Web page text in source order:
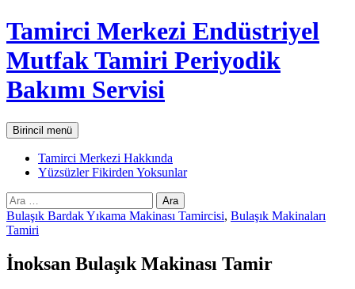
İçeriğe
atla
Tamirci Merkezi Endüstriyel
Mutfak Tamiri Periyodik
Bakımı Servisi
AraBirincil menü
Tamirci Merkezi Hakkında
Yüzsüzler Fikirden Yoksunlar
Arama:
Bulaşık Bardak Yıkama Makinası Tamircisi, Bulaşık Makinaları
Tamiri
İnoksan Bulaşık Makinası Tamir